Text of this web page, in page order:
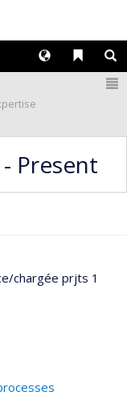
Liens
Langues
Present
chargée prjts 1